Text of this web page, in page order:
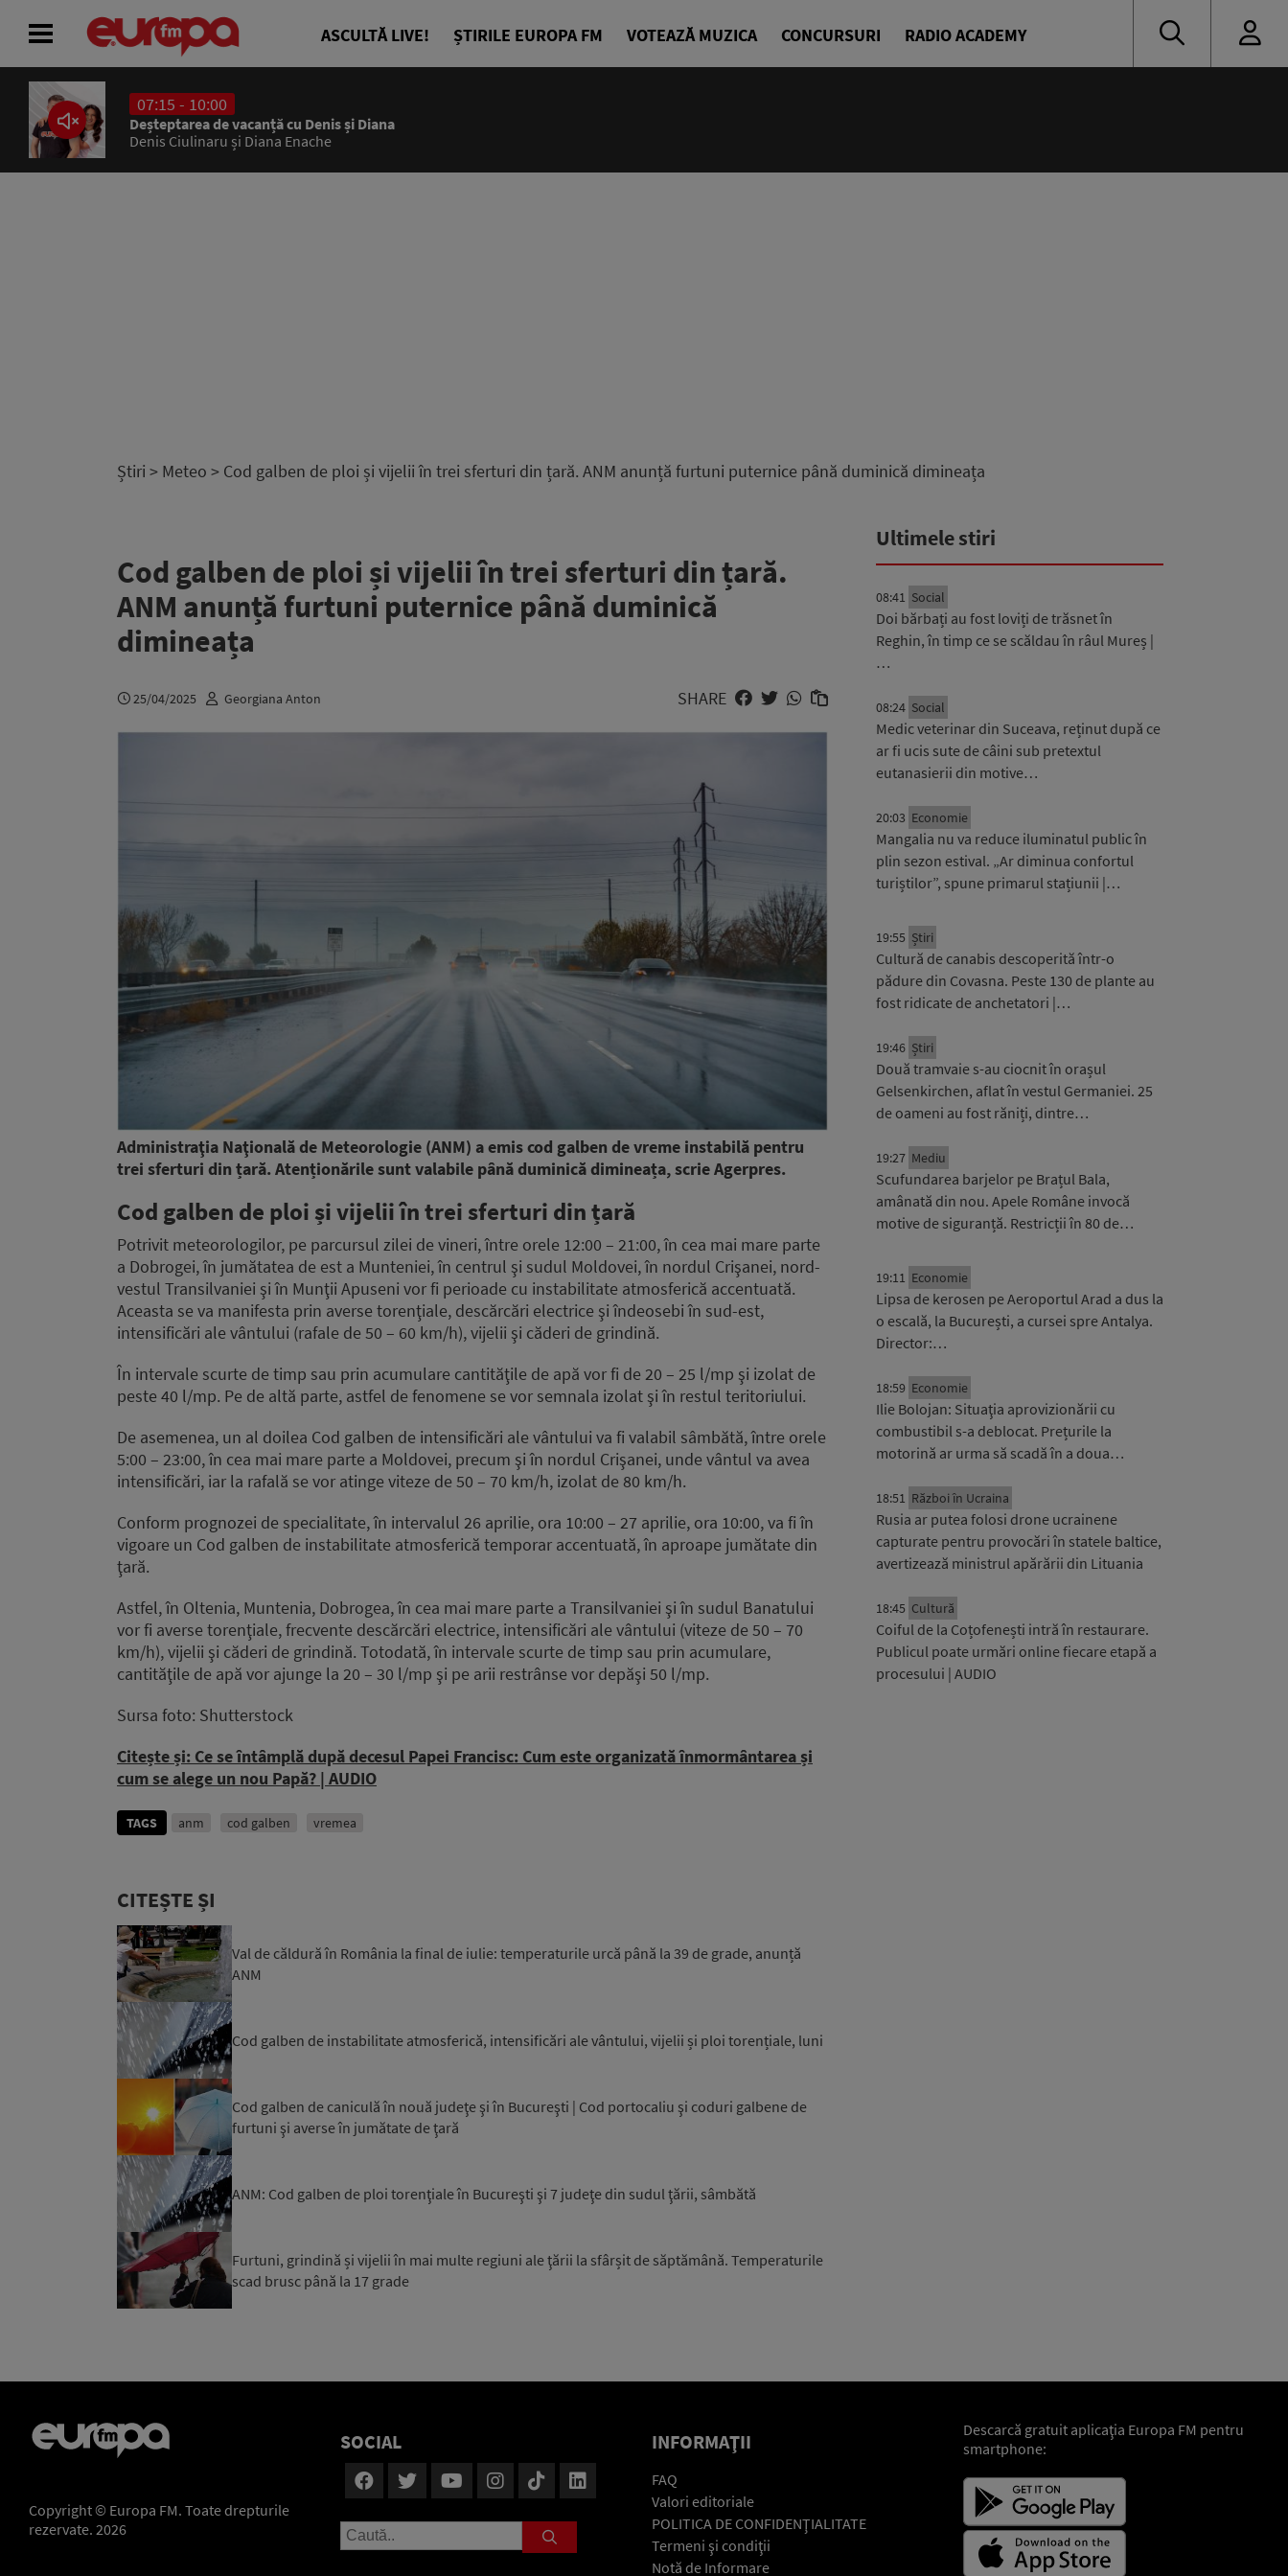
ASCULTĂ LIVE! ȘTIRILE EUROPA FM VOTEAZĂ MUZICA CONCURSURI RADIO ACADEMY
07:15 - 10:00
Deșteptarea de vacanță cu Denis și Diana
Denis Ciulinaru și Diana Enache
Știri > Meteo > Cod galben de ploi și vijelii în trei sferturi din țară. ANM anunță furtuni puternice până duminică dimineața
Cod galben de ploi și vijelii în trei sferturi din țară.
ANM anunță furtuni puternice până duminică
dimineața
25/04/2025 Georgiana Anton SHARE
Administraţia Naţională de Meteorologie (ANM) a emis cod galben de vreme instabilă pentru
trei sferturi din țară. Atenționările sunt valabile până duminică dimineața, scrie Agerpres.
Cod galben de ploi și vijelii în trei sferturi din țară
Potrivit meteorologilor, pe parcursul zilei de vineri, între orele 12:00 – 21:00, în cea mai mare parte
a Dobrogei, în jumătatea de est a Munteniei, în centrul şi sudul Moldovei, în nordul Crişanei, nord-
vestul Transilvaniei şi în Munţii Apuseni vor fi perioade cu instabilitate atmosferică accentuată.
Aceasta se va manifesta prin averse torenţiale, descărcări electrice şi îndeosebi în sud-est,
intensificări ale vântului (rafale de 50 – 60 km/h), vijelii şi căderi de grindină.
În intervale scurte de timp sau prin acumulare cantităţile de apă vor fi de 20 – 25 l/mp şi izolat de
peste 40 l/mp. Pe de altă parte, astfel de fenomene se vor semnala izolat şi în restul teritoriului.
De asemenea, un al doilea Cod galben de intensificări ale vântului va fi valabil sâmbătă, între orele
5:00 – 23:00, în cea mai mare parte a Moldovei, precum şi în nordul Crişanei, unde vântul va avea
intensificări, iar la rafală se vor atinge viteze de 50 – 70 km/h, izolat de 80 km/h.
Conform prognozei de specialitate, în intervalul 26 aprilie, ora 10:00 – 27 aprilie, ora 10:00, va fi în
vigoare un Cod galben de instabilitate atmosferică temporar accentuată, în aproape jumătate din
ţară.
Astfel, în Oltenia, Muntenia, Dobrogea, în cea mai mare parte a Transilvaniei şi în sudul Banatului
vor fi averse torenţiale, frecvente descărcări electrice, intensificări ale vântului (viteze de 50 – 70
km/h), vijelii şi căderi de grindină. Totodată, în intervale scurte de timp sau prin acumulare,
cantităţile de apă vor ajunge la 20 – 30 l/mp şi pe arii restrânse vor depăşi 50 l/mp.
Sursa foto: Shutterstock
Citește și: Ce se întâmplă după decesul Papei Francisc: Cum este organizată înmormântarea și
cum se alege un nou Papă? | AUDIO
TAGS anm cod galben vremea
CITEȘTE ȘI
Val de căldură în România la final de iulie: temperaturile urcă până la 39 de grade, anunță
ANM
Cod galben de instabilitate atmosferică, intensificări ale vântului, vijelii și ploi torențiale, luni
Cod galben de caniculă în nouă judeţe şi în Bucureşti | Cod portocaliu şi coduri galbene de
furtuni şi averse în jumătate de ţară
ANM: Cod galben de ploi torenţiale în Bucureşti şi 7 judeţe din sudul ţării, sâmbătă
Furtuni, grindină și vijelii în mai multe regiuni ale ţării la sfârșit de săptămână. Temperaturile
scad brusc până la 17 grade
Ultimele stiri
08:41 Social
Doi bărbați au fost loviți de trăsnet în
Reghin, în timp ce se scăldau în râul Mureș |
…
08:24 Social
Medic veterinar din Suceava, reținut după ce
ar fi ucis sute de câini sub pretextul
eutanasierii din motive…
20:03 Economie
Mangalia nu va reduce iluminatul public în
plin sezon estival. „Ar diminua confortul
turiștilor”, spune primarul stațiunii |…
19:55 Știri
Cultură de canabis descoperită într-o
pădure din Covasna. Peste 130 de plante au
fost ridicate de anchetatori |…
19:46 Știri
Două tramvaie s-au ciocnit în orașul
Gelsenkirchen, aflat în vestul Germaniei. 25
de oameni au fost răniți, dintre…
19:27 Mediu
Scufundarea barjelor pe Brațul Bala,
amânată din nou. Apele Române invocă
motive de siguranță. Restricții în 80 de…
19:11 Economie
Lipsa de kerosen pe Aeroportul Arad a dus la
o escală, la București, a cursei spre Antalya.
Director:…
18:59 Economie
Ilie Bolojan: Situaţia aprovizionării cu
combustibil s-a deblocat. Prețurile la
motorină ar urma să scadă în a doua…
18:51 Război în Ucraina
Rusia ar putea folosi drone ucrainene
capturate pentru provocări în statele baltice,
avertizează ministrul apărării din Lituania
18:45 Cultură
Coiful de la Coțofenești intră în restaurare.
Publicul poate urmări online fiecare etapă a
procesului | AUDIO
Copyright © Europa FM. Toate drepturile
rezervate. 2026
SOCIAL INFORMAŢII
FAQ
Valori editoriale
POLITICA DE CONFIDENŢIALITATE
Termeni şi condiţii
Notă de Informare
Descarcă gratuit aplicaţia Europa FM pentru
smartphone:
ACASĂ
ȘTIRI